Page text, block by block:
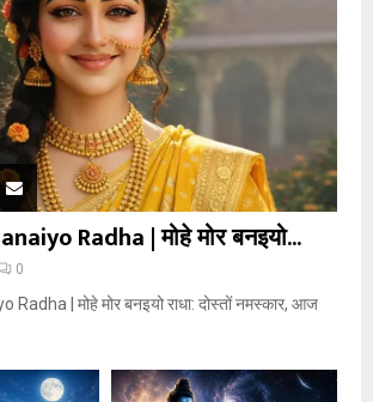
Radha | मोहे मोर बनइयो...
0
| मोहे मोर बनइयो राधा: दोस्तों नमस्कार, आज